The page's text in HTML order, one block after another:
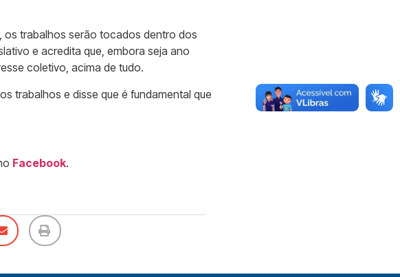
os trabalhos serão tocados dentro dos
e acredita que, embora seja ano
coletivo, acima de tudo.
trabalhos e disse que é fundamental que
Facebook.